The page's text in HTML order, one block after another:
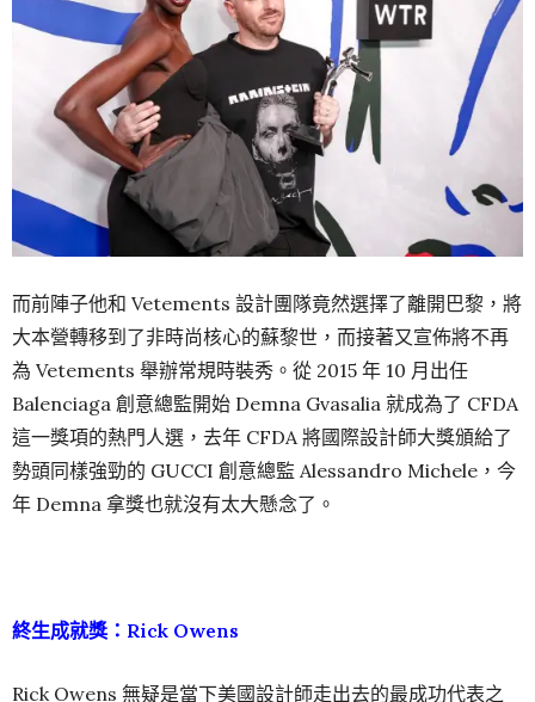
而前陣子他和 Vetements 設計團隊竟然選擇了離開巴黎，將
大本營轉移到了非時尚核心的蘇黎世，而接著又宣佈將不再
為 Vetements 舉辦常規時裝秀。從 2015 年 10 月出任
Balenciaga 創意總監開始 Demna Gvasalia 就成為了 CFDA
這一獎項的熱門人選，去年 CFDA 將國際設計師大獎頒給了
勢頭同樣強勁的 GUCCI 創意總監 Alessandro Michele，今
年 Demna 拿獎也就沒有太大懸念了。
終生成就獎：Rick Owens
Rick Owens 無疑是當下美國設計師走出去的最成功代表之